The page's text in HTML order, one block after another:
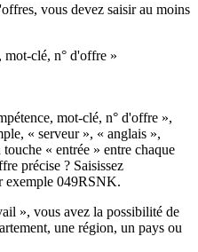
vous devez saisir au moins
mot-clé, n° d'offre »
mot-clé, n° d'offre »,
« serveur », « anglais »,
« entrée » entre chaque
précise ? Saisissez
exemple 049RSNK.
», vous avez la possibilité de
une région, un pays ou